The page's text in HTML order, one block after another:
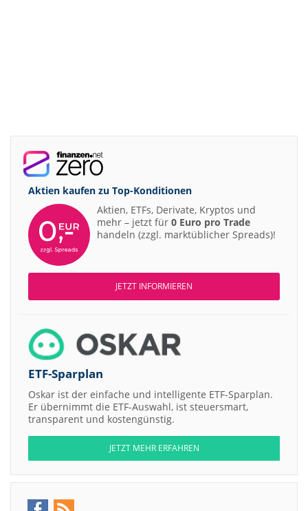
Aktien kaufen zu Top-Konditionen
Aktien, ETFs, Derivate, Kryptos und
mehr – jetzt für 0 Euro pro Trade
handeln (zzgl. marktüblicher Spreads)!
JETZT INFORMIEREN
ETF-Sparplan
Oskar ist der einfache und intelligente ETF-Sparplan.
Er übernimmt die ETF-Auswahl, ist steuersmart,
transparent und kostengünstig.
JETZT MEHR ERFAHREN